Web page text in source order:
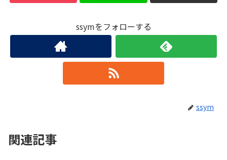
ssymをフォローする
ssym
関連記事